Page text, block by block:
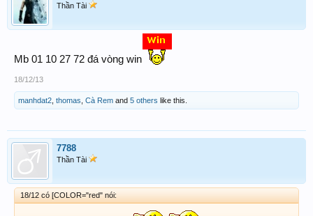
Thần Tài
Mb 01 10 27 72 đá vòng win
18/12/13
manhdat2 thomas Cà Rem and 5 others like this.
7788
Thần Tài
18/12 có [COLOR="red" nói: